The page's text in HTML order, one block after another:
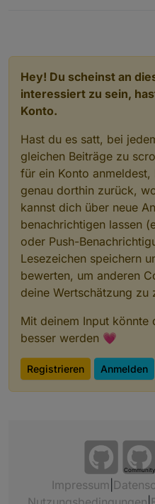
Hey! Du scheinst an
interessiert zu sein,
Konto.
Hast du es satt, bei
gleichen Beiträge zu
für ein Konto
genau dorthin zurück,
kannst dich über neue
benachrichtigen lassen
oder Push-
Lesezeichen speichern
bewerten, um anderen
deine Wertschätzung zu
Mit deinem Input könnte
besser werden 💗
Registrieren Anmelden
Community
Impressum